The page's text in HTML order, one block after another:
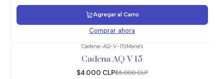
Agregar al Carro
Comprar ahora
Cadena-AQ-V-15|Marie's
Cadena AQ V 15
$4.000 CLP$5.000 CLP